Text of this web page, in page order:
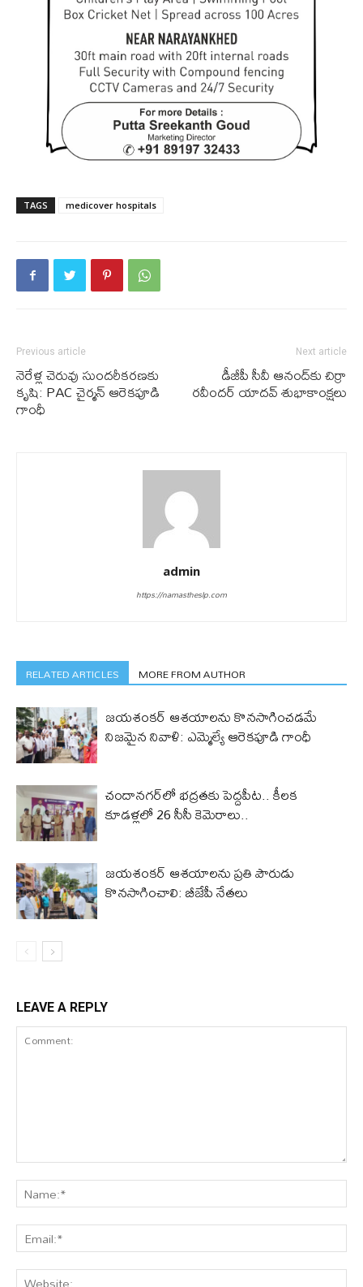
TAGS medicover hospitals
Previous article
నెరేళ్ల చెరువు సుంద‌రీక‌ర‌ణ‌కు
కృషి: PAC చైర్మన్ ఆరెకపూడి
గాంధీ
Next article
డీజీపీ సీవీ ఆనంద్‌కు చిర్రా
రవీందర్ యాదవ్ శుభాకాంక్షలు
admin
https://namastheslp.com
RELATED ARTICLES MORE FROM AUTHOR
జయశంకర్ ఆశయాలను కొనసాగించడమే
నిజమైన నివాళి: ఎమ్మెల్యే ఆరెక‌పూడి గాంధీ
చందానగర్‌లో భద్రతకు పెద్దపీట.. కీలక
కూడళ్లలో 26 సీసీ కెమెరాలు..
జయశంకర్ ఆశయాలను ప్రతి పౌరుడు
కొనసాగించాలి: బీజేపీ నేతలు
LEAVE A REPLY